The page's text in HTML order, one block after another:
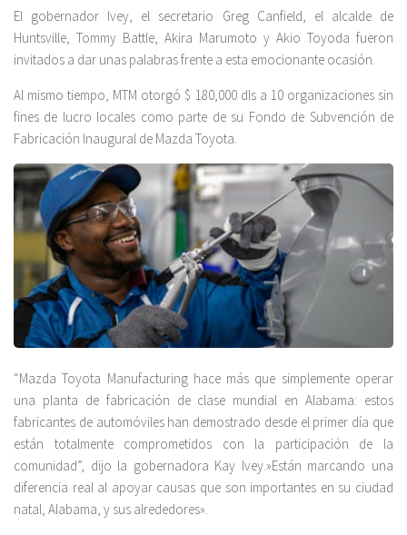
El gobernador Ivey, el secretario Greg Canfield, el alcalde de
Huntsville, Tommy Battle, Akira Marumoto y Akio Toyoda fueron
invitados a dar unas palabras frente a esta emocionante ocasión.
Al mismo tiempo, MTM otorgó $ 180,000 dls a 10 organizaciones sin
fines de lucro locales como parte de su Fondo de Subvención de
Fabricación Inaugural de Mazda Toyota.
“Mazda Toyota Manufacturing hace más que simplemente operar
una planta de fabricación de clase mundial en Alabama: estos
fabricantes de automóviles han demostrado desde el primer día que
están totalmente comprometidos con la participación de la
comunidad”, dijo la gobernadora Kay Ivey.»Están marcando una
diferencia real al apoyar causas que son importantes en su ciudad
natal, Alabama, y sus alrededores».